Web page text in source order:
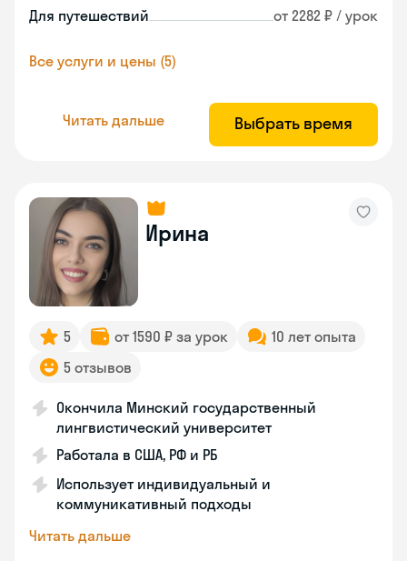
Для путешествий от 2282 ₽ / урок
Все услуги и цены (5)
Читать дальше Выбрать время
Ирина
5 от 1590 ₽ за урок
10 лет опыта
5 отзывов
Окончила Минский государственный
лингвистический университет
Работала в США, РФ и РБ
Использует индивидуальный и
коммуникативный подходы
Читать дальше